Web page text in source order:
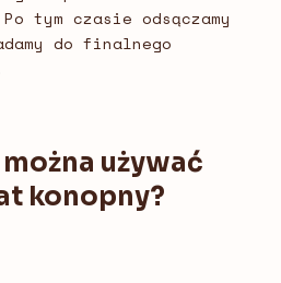
tym czasie odsączamy
do finalnego
używać
konopny?